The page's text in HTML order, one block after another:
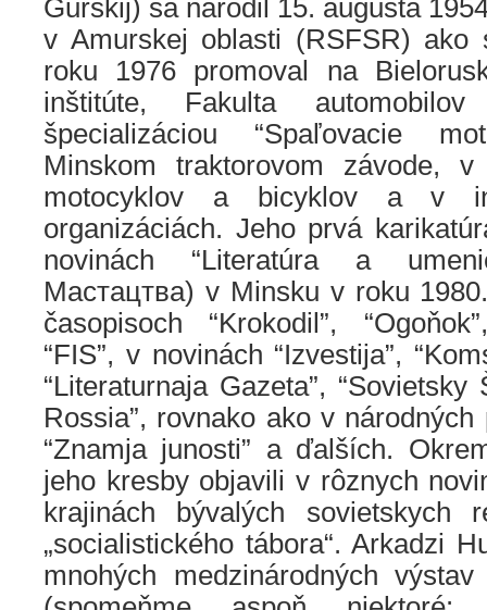
Gurskij) sa narodil 15. augusta
v Amurskej oblasti (RSFSR) ako
roku 1976 promoval na
inštitúte, Fakulta
špecializáciou “Spaľovacie
Minskom traktorovom závode,
motocyklov a bicyklov a v
organizáciách. Jeho prvá
novinách “Literatúra a
Мастацтва) v Minsku v roku
časopisoch “Krokodil”,
“FIS”, v novinách “Izvestija”,
“Literaturnaja Gazeta”, “Sovietsky
Rossia”, rovnako ako v národných
“Znamja junosti” a ďalších.
jeho kresby objavili v rôznych
krajinách bývalých sovietskych
„socialistického tábora“. Arkadzi
mnohých medzinárodných